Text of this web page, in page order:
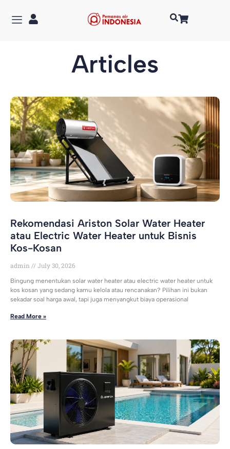
Articles
Rekomendasi Ariston Solar Water Heater
atau Electric Water Heater untuk Bisnis
Kos-Kosan
admin July 30, 2026
Bingung menentukan solar water heater atau electric water heater untuk
kos kosan yang sedang kamu kelola atau rencanakan? Pilihan ini bukan
sekadar soal harga awal, tapi juga menyangkut biaya operasional
Read More »